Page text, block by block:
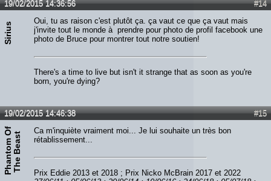
#14
19/02/2015 14:36:56
Sirius
Oui, tu as raison c'est plutôt ça. ça vaut ce que ça vaut mais
j'invite tout le monde à prendre pour photo de profil facebook une
photo de Bruce pour montrer tout notre soutien!
There's a time to live but isn't it strange that as soon as you're
born, you're dying?
#15
19/02/2015 14:46:38
P
h
a
n
t
o
m
O
f
T
h
e
B
e
a
st
Ca m'inquiète vraiment moi... Je lui souhaite un très bon
rétablissement...
Prix Eddie 2013 et 2018 ; Prix Nicko McBrain 2017 et 2022